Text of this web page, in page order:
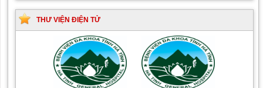
THƯ VIỆN ĐIỆN TỬ